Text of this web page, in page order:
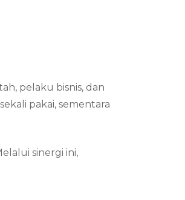
pelaku bisnis, dan
pakai, sementara
sinergi ini,